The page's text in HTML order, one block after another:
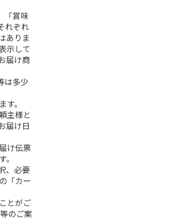
「賞味
れぞれ
ありま
示して
届け商
は多少
。
主様と
届け日
け伝票
、必要
「カー
とがご
のご案